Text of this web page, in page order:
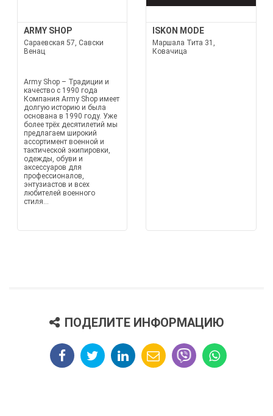
ARMY SHOP
Сараевская 57, Савски
Венац
Army Shop – Традиции и
качество с 1990 года
Компания Army Shop имеет
долгую историю и была
основана в 1990 году. Уже
более трёх десятилетий мы
предлагаем широкий
ассортимент военной и
тактической экипировки,
одежды, обуви и
аксессуаров для
профессионалов,
энтузиастов и всех
любителей военного
стиля...
ISKON MODE
Маршала Тита 31,
Ковачица
ПОДЕЛИТЕ ИНФОРМАЦИЮ